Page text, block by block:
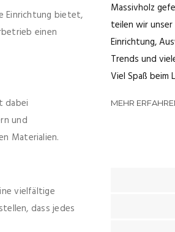
Einrichtung bietet,
einen
dabei
und
Materialien.
vielfältige
dass jedes
Massivholz
teilen wir unser
Einrichtung,
Trends und
Viel Spaß beim
MEHR